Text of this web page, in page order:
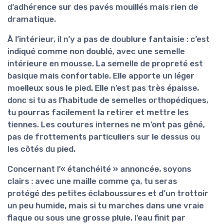
d’adhérence sur des pavés mouillés mais rien de
dramatique.
À l’intérieur, il n’y a pas de doublure fantaisie : c’est
indiqué comme non doublé, avec une semelle
intérieure en mousse. La semelle de propreté est
basique mais confortable. Elle apporte un léger
moelleux sous le pied. Elle n’est pas très épaisse,
donc si tu as l’habitude de semelles orthopédiques,
tu pourras facilement la retirer et mettre les
tiennes. Les coutures internes ne m’ont pas gêné,
pas de frottements particuliers sur le dessus ou
les côtés du pied.
Concernant l’« étanchéité » annoncée, soyons
clairs : avec une maille comme ça, tu seras
protégé des petites éclaboussures et d’un trottoir
un peu humide, mais si tu marches dans une vraie
flaque ou sous une grosse pluie, l’eau finit par